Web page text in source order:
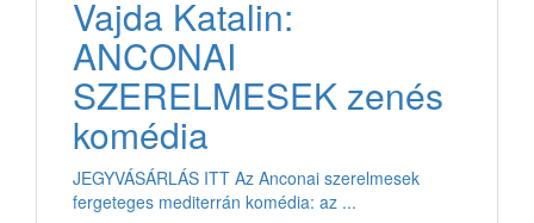
Vajda Katalin:
ANCONAI
SZERELMESEK zenés
komédia
JEGYVÁSÁRLÁS ITT Az Anconai szerelmesek
fergeteges mediterrán komédia: az ...